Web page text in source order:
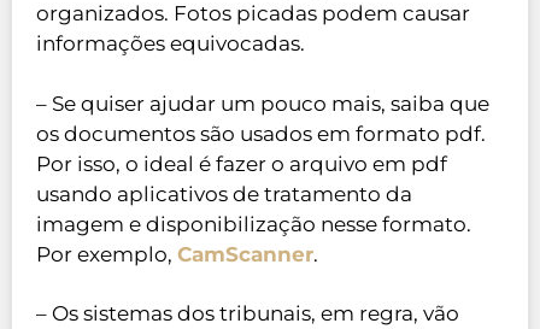
organizados. Fotos picadas podem causar
informações equivocadas.
– Se quiser ajudar um pouco mais, saiba que
os documentos são usados em formato pdf.
Por isso, o ideal é fazer o arquivo em pdf
usando aplicativos de tratamento da
imagem e disponibilização nesse formato.
Por exemplo, CamScanner.
– Os sistemas dos tribunais, em regra, vão